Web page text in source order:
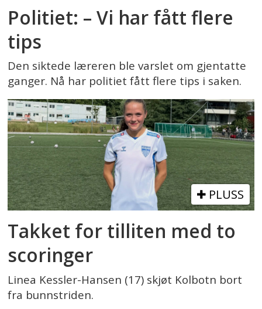
Politiet: – Vi har fått flere
tips
Den siktede læreren ble varslet om gjentatte
ganger. Nå har politiet fått flere tips i saken.
PLUSS
Takket for tilliten med to
scoringer
Linea Kessler-Hansen (17) skjøt Kolbotn bort
fra bunnstriden.